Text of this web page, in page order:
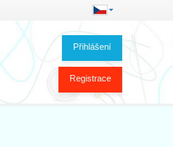
Přihlášení
Registrace